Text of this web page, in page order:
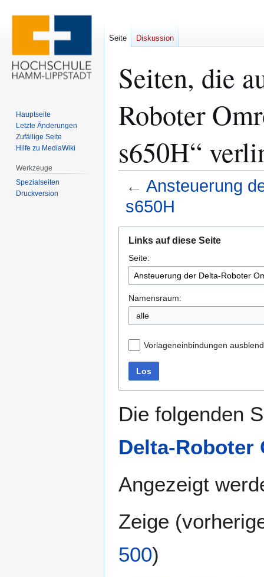
Seiten, die
Roboter
s650H“
← Ansteuerung
s650H
Navigation
springen
Suche
springen
Links auf diese Seite
Seite:
Namensraum:
alle
Vorlageneinbindungen
Los
Die folgenden
Delta-Roboter
Angezeigt
Zeige (
500)
Seite Diskussion
Hauptseite
Letzte Änderungen
Zufällige Seite
Hilfe zu MediaWiki
Werkzeuge
Spezialseiten
Druckversion